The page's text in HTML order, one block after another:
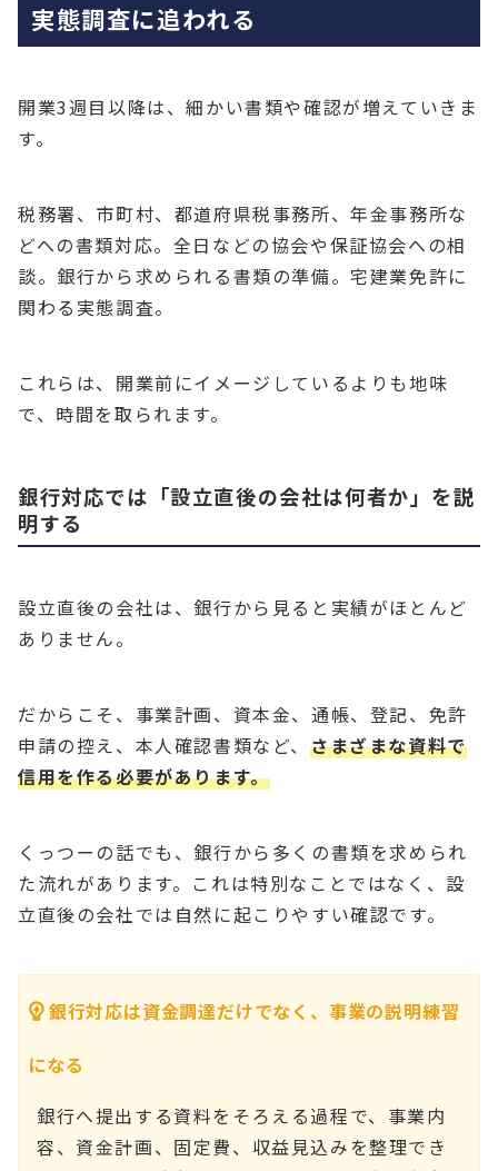
実態調査に追われる
開業3週目以降は、細かい書類や確認が増えていきま
す。
税務署、市町村、都道府県税事務所、年金事務所な
どへの書類対応。全日などの協会や保証協会への相
談。銀行から求められる書類の準備。宅建業免許に
関わる実態調査。
これらは、開業前にイメージしているよりも地味
で、時間を取られます。
銀行対応では「設立直後の会社は何者か」を説
明する
設立直後の会社は、銀行から見ると実績がほとんど
ありません。
だからこそ、事業計画、資本金、通帳、登記、免許
申請の控え、本人確認書類など、 さまざまな資料で
信用を作る必要があります。
くっつーの話でも、銀行から多くの書類を求められ
た流れがあります。これは特別なことではなく、設
立直後の会社では自然に起こりやすい確認です。
銀行対応は資金調達だけでなく、事業の説明練習
になる
銀行へ提出する資料をそろえる過程で、事業内
容、資金計画、固定費、収益見込みを整理でき